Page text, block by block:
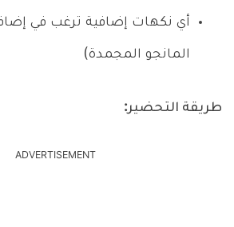
أي نكهات إضافية ترغب في
المانجو المجمدة)
طريقة التحضير:
ADVERTISEMENT